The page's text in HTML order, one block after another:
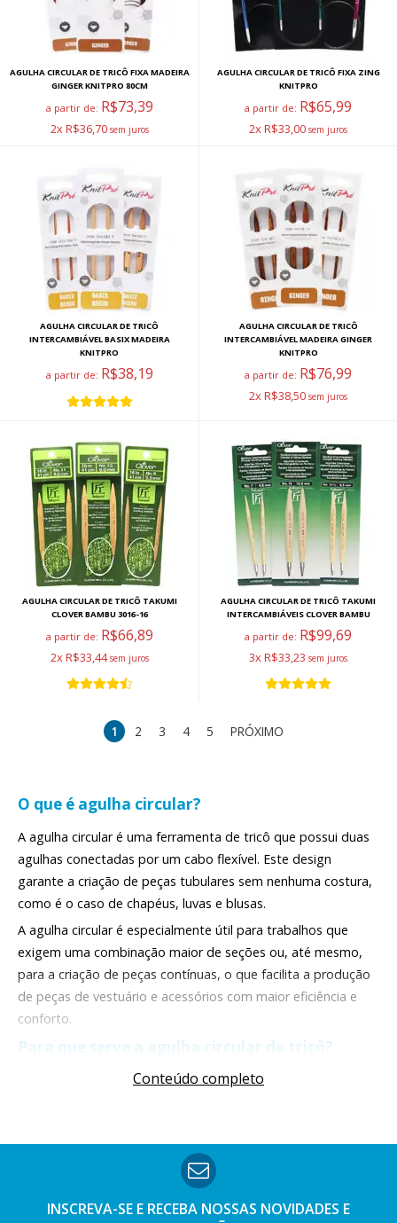
AGULHA CIRCULAR DE TRICÔ FIXA MADEIRA
GINGER KNITPRO 80CM
a partir de: R$73,39
2x R$36,70
AGULHA CIRCULAR DE TRICÔ FIXA ZING
KNITPRO
a partir de: R$65,99
2x R$33,00
AGULHA CIRCULAR DE TRICÔ
INTERCAMBIÁVEL BASIX MADEIRA
KNITPRO
a partir de: R$38,19
AGULHA CIRCULAR DE TRICÔ
INTERCAMBIÁVEL MADEIRA GINGER
KNITPRO
a partir de: R$76,99
2x R$38,50
AGULHA CIRCULAR DE TRICÔ TAKUMI
CLOVER BAMBU 3016-16
a partir de: R$66,89
2x R$33,44
AGULHA CIRCULAR DE TRICÔ TAKUMI
INTERCAMBIÁVEIS CLOVER BAMBU
a partir de: R$99,69
3x R$33,23
1 2 3 4 5 PRÓXIMO
O que é agulha circular?
A agulha circular é uma ferramenta de tricô que possui duas
agulhas conectadas por um cabo flexível. Este design
garante a criação de peças tubulares sem nenhuma costura,
como é o caso de chapéus, luvas e blusas.
A agulha circular é especialmente útil para trabalhos que
exigem uma combinação maior de seções ou, até mesmo,
para a criação de peças contínuas, o que facilita a produção
de peças de vestuário e acessórios com maior eficiência e
conforto.
Para que serve a agulha circular de tricô?
A agulha circular de tricô é utilizada para a criação de peças
haja costurar, como:
chapéus, luvas e mangas, que possuem
Projetos grandes: blusas e mantas sem que haja a
Conteúdo completo
INSCREVA-SE E RECEBA NOSSAS NOVIDADES E